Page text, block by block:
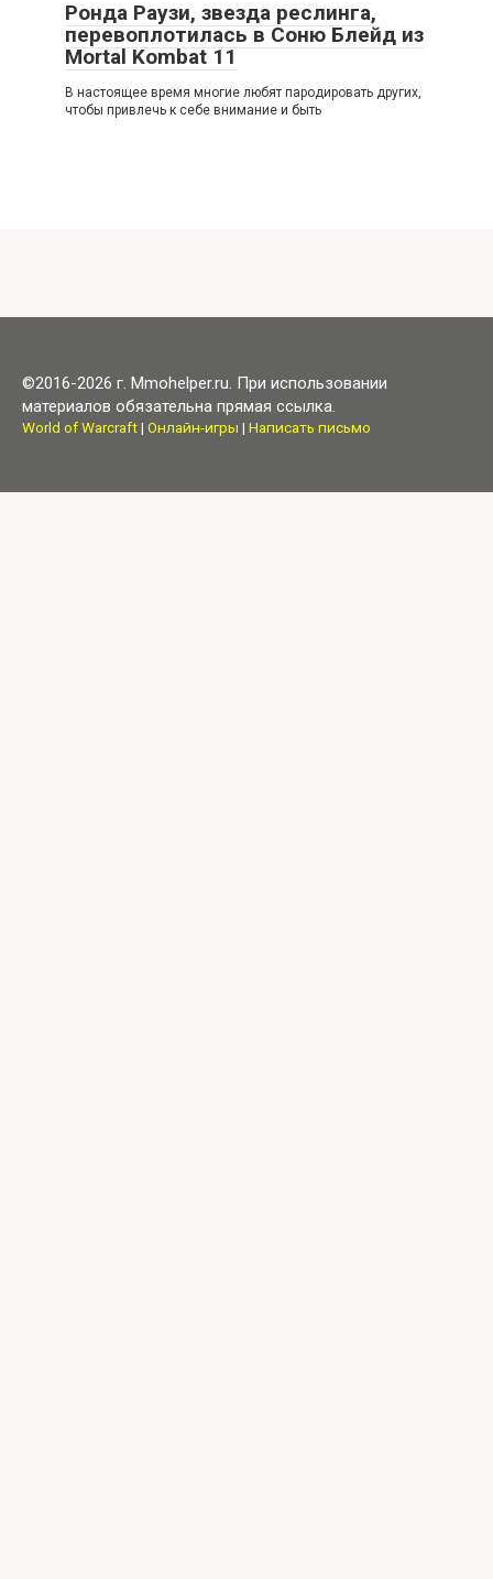
Ронда Раузи, звезда реслинга,
перевоплотилась в Соню Блейд из
Mortal Kombat 11
В настоящее время многие любят пародировать других,
чтобы привлечь к себе внимание и быть
©2016-2026 г. Mmohelper.ru. При использовании
материалов обязательна прямая ссылка.
World of Warcraft| Онлайн-игры | Написать письмо